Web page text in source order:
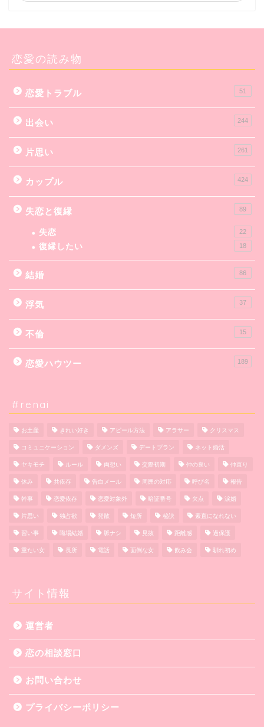
恋愛の読み物
恋愛トラブル 51
出会い 244
片思い 261
カップル 424
失恋と復縁 89
失恋 22
復縁したい 18
結婚 86
浮気 37
不倫 15
恋愛ハウツー 189
#renai
お土産 きれい好き アピール方法 アラサー クリスマス
コミュニケーション ダメンズ デートプラン ネット婚活
ヤキモチ ルール 両想い 交際初期 仲の良い 仲直り
休み 共依存 告白メール 周囲の対応 呼び名 報告
幹事 恋愛依存 恋愛対象外 暗証番号 欠点 涙婚
片思い 独占欲 発散 短所 秘訣 素直になれない
習い事 職場結婚 脈ナシ 見抜 距離感 過保護
重たい女 長所 電話 面倒な女 飲み会 馴れ初め
サイト情報
運営者
恋の相談窓口
お問い合わせ
プライバシーポリシー